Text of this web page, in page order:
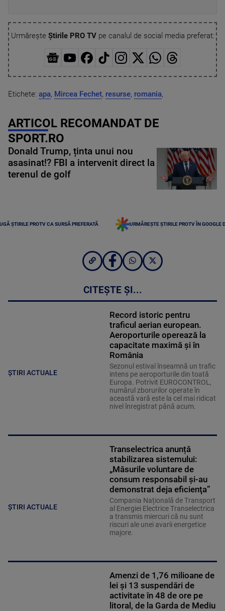
Urmărește Știrile PRO TVpe canalul de social media preferat:
Etichete: apa, Mircea Fechet, resurse, romania,
ARTICOL RECOMANDAT DE
SPORT.RO
Donald Trump, ținta unui nou
asasinat!? FBI a intervenit direct la
terenul de golf
ȘTIRILE PROTV CA SURSĂ PREFERATĂ URMĂREȘTE ȘTIRILE PROTV ÎN GOOGLE
CITEȘTE ȘI...
ȘTIRI ACTUALE
Record istoric pentru
traficul aerian european.
Aeroporturile operează la
capacitate maximă și în
România
Sezonul estival înseamnă un trafic
intens pe aeroporturile din toată
Europa. Potrivit EUROCONTROL,
numărul zborurilor operate în
această vară este la cel mai ridicat
nivel înregistrat până acum.
ȘTIRI ACTUALE
Transelectrica anunță
stabilizarea sistemului:
„Măsurile voluntare de
consum responsabil şi-au
demonstrat deja eficienţa”
Compania Națională de Transport
al Energiei Electrice Transelectrica
a transmis miercuri că nu sunt
riscuri ale unei avarii energetice
majore.
Amenzi de 1,76 milioane de
lei și 13 suspendări de
activitate în 48 de ore pe
litoral, de la Garda de Mediu